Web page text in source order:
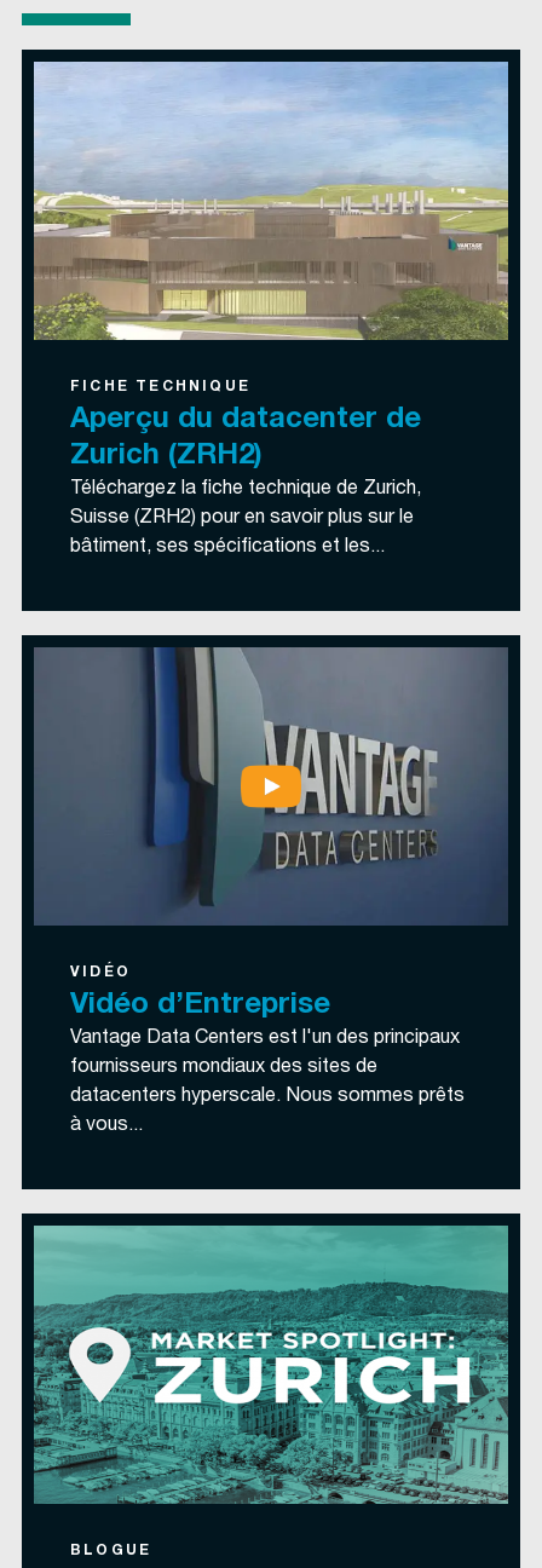
FICHE TECHNIQUE
Aperçu du datacenter de
Zurich (ZRH2)
Téléchargez la fiche technique de Zurich,
Suisse (ZRH2) pour en savoir plus sur le
bâtiment, ses spécifications et les...
VIDÉO
Vidéo d’Entreprise
Vantage Data Centers est l'un des principaux
fournisseurs mondiaux des sites de
datacenters hyperscale. Nous sommes prêts
à vous...
BLOGUE